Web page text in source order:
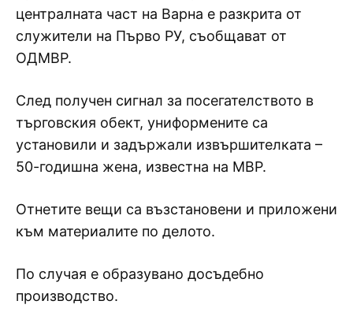
централната част на Варна е разкрита от
служители на Първо РУ, съобщават от
ОДМВР.
След получен сигнал за посегателството в
търговския обект, униформените са
установили и задържали извършителката –
50-годишна жена, известна на МВР.
Отнетите вещи са възстановени и приложени
към материалите по делото.
По случая е образувано досъдебно
производство.